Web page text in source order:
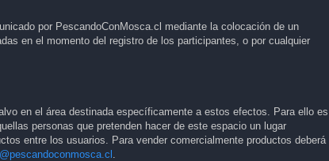
por PescandoConMosca.cl mediante la colocación de un
en el momento del registro de los participantes, o por cualquier
en el área destinada específicamente a estos efectos. Para ello es
personas que pretenden hacer de este espacio un lugar
entre los usuarios. Para vender comercialmente productos deberá